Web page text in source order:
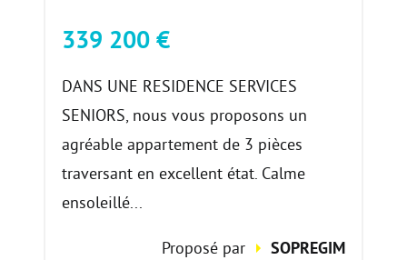
339 200 €
DANS UNE RESIDENCE SERVICES
SENIORS, nous vous proposons un
agréable appartement de 3 pièces
traversant en excellent état. Calme
ensoleillé...
Proposé par SOPREGIM